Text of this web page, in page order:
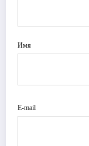
Имя
E-mail